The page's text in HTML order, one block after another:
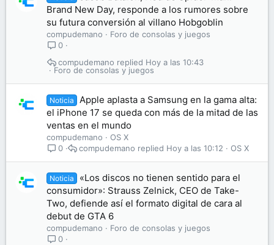
Brand New Day, responde a los rumores sobre
su futura conversión al villano Hobgoblin
compudemano
Foro de consolas y juegos
0
Foro de consolas y juegos
Hoy a las 10:43
compudemano
Noticia
Apple aplasta a Samsung en la gama alta:
el iPhone 17 se queda con más de la mitad de las
ventas en el mundo
compudemano
OS X
0
OS X
Hoy a las 10:12
compudemano
Noticia
«Los discos no tienen sentido para el
consumidor»: Strauss Zelnick, CEO de Take-
Two, defiende así el formato digital de cara al
debut de GTA 6
compudemano
Foro de consolas y juegos
0